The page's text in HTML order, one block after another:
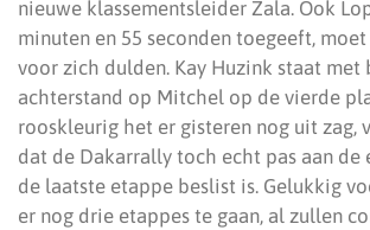
nieuwe klassementsleider Zala. Ook
minuten en 55 seconden toegeeft,
voor zich dulden. Kay Huzink staat met
achterstand op Mitchel op de vierde
rooskleurig het er gisteren nog uit zag,
dat de Dakarrally toch echt pas aan de
de laatste etappe beslist is. Gelukkig
er nog drie etappes te gaan, al zullen